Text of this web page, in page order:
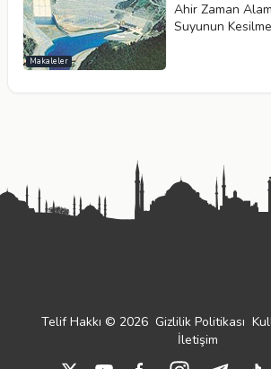
Makaleler
Ahir Zaman
Suyunun
Telif Hakkı © 2026 Gizlilik Politikası
İletişim